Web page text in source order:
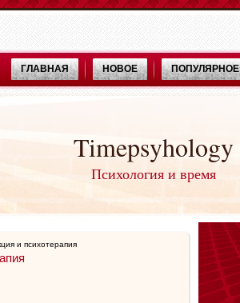
Timepsyhology
Психология и время
ГЛАВНАЯ НОВОЕ ПОПУЛЯРНОЕ
и психотерапия